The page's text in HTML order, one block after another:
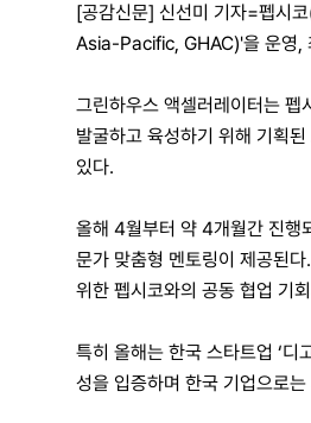
[공감신문] 신선미 기자=펩시
Asia-Pacific, GHAC)'을 운영,
그린하우스 액셀러레이터는
발굴하고 육성하기 위해 기획
있다.
올해 4월부터 약 4개월간 진행
문가 맞춤형 멘토링이 제공된
위한 펩시코와의 공동 협업 기
특히 올해는 한국 스타트업 ‘
성을 입증하며 한국 기업으로